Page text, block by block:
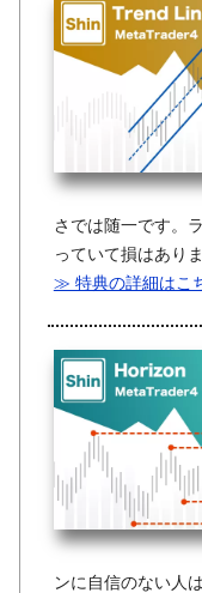
さでは随一です。
っていて損はありま
≫ 特典の詳細はこ
ンに自信のない人